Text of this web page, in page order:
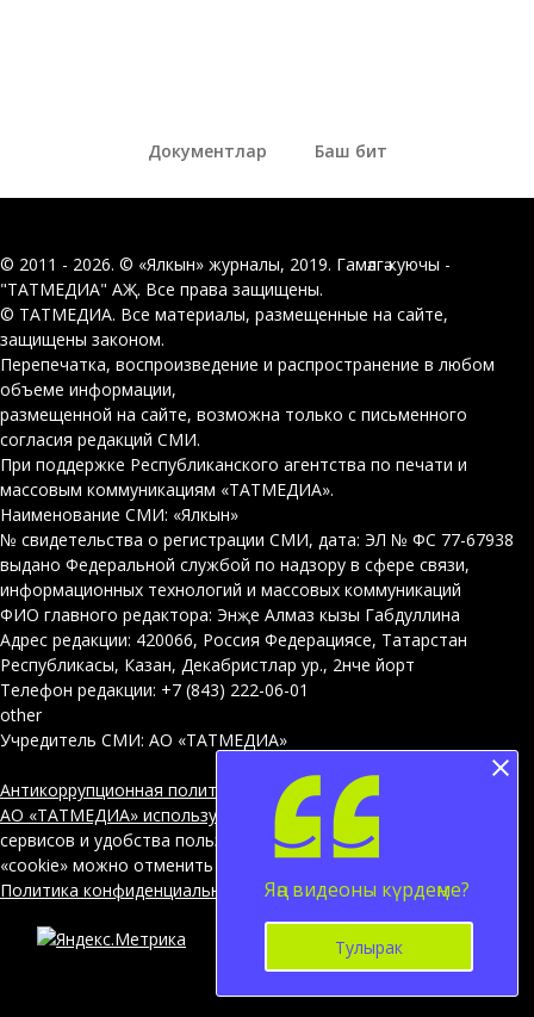
Документлар Баш бит
© 2011 - 2026. © «Ялкын» журналы, 2019. Гамәлгә куючы -
"ТАТМЕДИА" АҖ. Все права защищены.
© ТАТМЕДИА. Все материалы, размещенные на сайте,
защищены законом.
Перепечатка, воспроизведение и распространение в любом
объеме информации,
размещенной на сайте, возможна только с письменного
согласия редакций СМИ.
При поддержке Республиканского агентства по печати и
массовым коммуникациям «ТАТМЕДИА».
Наименование СМИ: «Ялкын»
№ свидетельства о регистрации СМИ, дата: ЭЛ № ФС 77-67938
выдано Федеральной службой по надзору в сфере связи,
информационных технологий и массовых коммуникаций
ФИО главного редактора: Энҗе Алмаз кызы Габдуллина
Адрес редакции: 420066, Россия Федерациясе, Татарстан
Республикасы, Казан, Декабристлар ур., 2нче йорт
Телефон редакции: +7 (843) 222-06-01
other
Учредитель СМИ: АО «ТАТМЕДИА»
Антикоррупционная политика
АО «ТАТМЕДИА» использует «cookie»для персонализации
сервисов и удобства пользователей сайтом. Использование
«cookie» можно отменить в настройках браузера.
Политика конфиденциальности
12+
Яңа видеоны күрдеңме?
Тулырак